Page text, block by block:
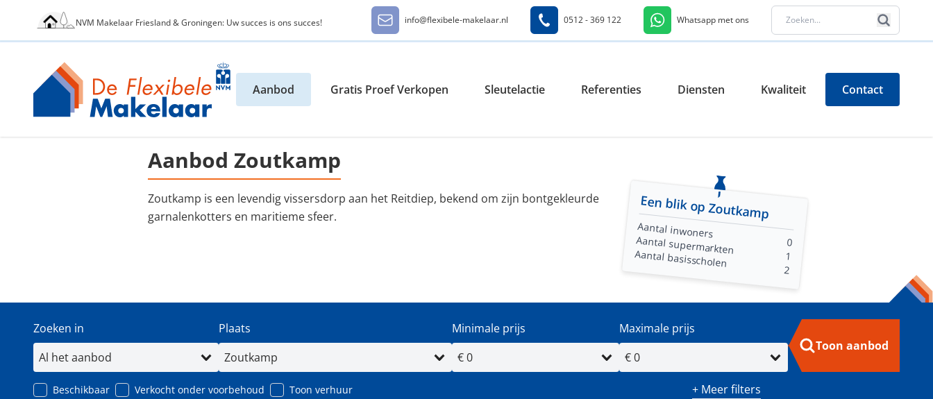
NVM Makelaar Friesland & Groningen: Uw succes is ons succes! info@flexibele-makelaar.nl 0512 - 369 122 Whatsapp met ons
Aanbod Gratis Proef Verkopen Sleutelactie Referenties Diensten Kwaliteit Contact
Aanbod Zoutkamp
Zoutkamp is een levendig vissersdorp aan het Reitdiep, bekend om zijn bontgekleurde
garnalenkotters en maritieme sfeer.
Een blik op Zoutkamp
Aantal inwoners
0
Aantal supermarkten 1
Aantal basisscholen 2
Zoeken in Plaats Minimale prijs
Maximale prijs
Toon aanbod
Beschikbaar Verkocht onder voorbehoud Toon verhuur + Meer filters